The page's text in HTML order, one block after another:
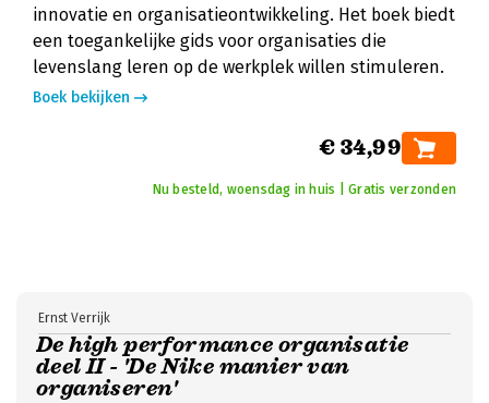
innovatie en organisatieontwikkeling. Het boek biedt
een toegankelijke gids voor organisaties die
levenslang leren op de werkplek willen stimuleren.
Boek bekijken
€ 34,99
Nu besteld, woensdag in huis | Gratis verzonden
De high performance organisatie
deel II - 'De Nike manier van
organiseren'
Ernst Verrijk